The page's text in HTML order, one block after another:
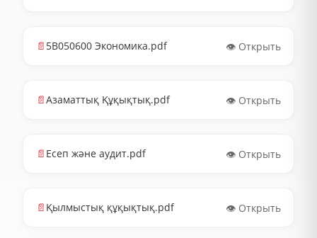
📄 5В050600 Экономика.pdf 👁️ Открыть
📄Азаматтық Құқықтық.pdf 👁️ Открыть
📄 Есеп және аудит.pdf 👁️ Открыть
📄 Қылмыстық құқықтық.pdf 👁️ Открыть